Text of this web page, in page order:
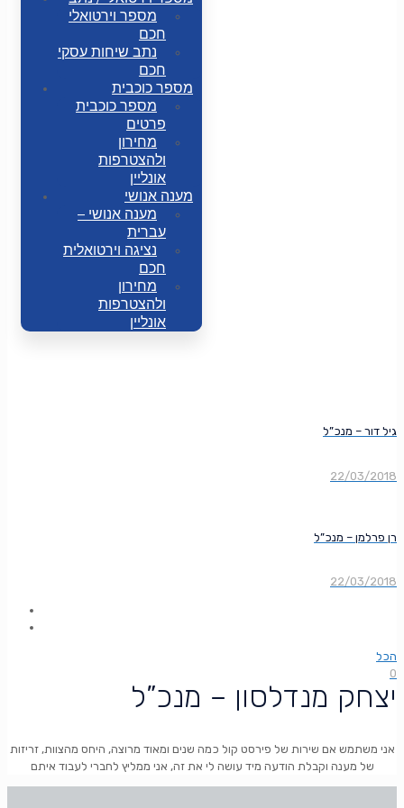
מספר וירטואלי
חכם
נתב שיחות עסקי
חכם
מספר כוכבית
מספר כוכבית
פרטים
מחירון
ולהצטרפות
אונליין
מענה אנושי
מענה אנושי –
עברית
נציגה וירטואלית
חכם
מחירון
ולהצטרפות
אונליין
גיל דור – מנכ”ל
22/03/2018
רן פרלמן – מנכ”ל
22/03/2018
הכל
0
יצחק מנדלסון – מנכ”ל
אני משתמש אם שירות של פירסט קול כמה שנים ומאוד מרוצה, היחס מהצוות, זריזות